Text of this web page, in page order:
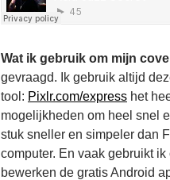
Wat ik gebruik om mijn
gevraagd. Ik gebruik altijd
tool: Pixlr.com/express het
mogelijkheden om heel snel
stuk sneller en simpeler dan
computer. En vaak gebruikt
bewerken de gratis Android